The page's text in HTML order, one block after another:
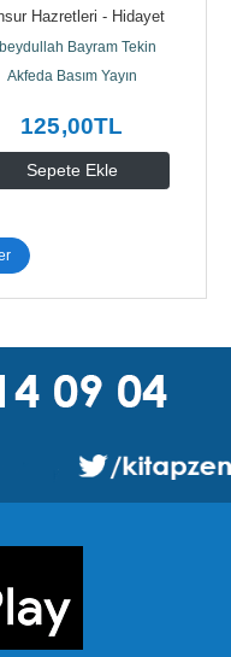
Sepete Ekle
Hazretleri - Hidayet
Öncüleri 6
Bayram Tekin
Akfeda Basım Yayın
125,00TL